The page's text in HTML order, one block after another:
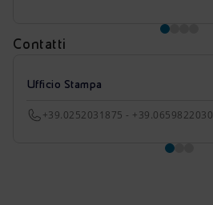
Contatti
Ufficio Stampa
+39.0252031875 - +39.0659822030